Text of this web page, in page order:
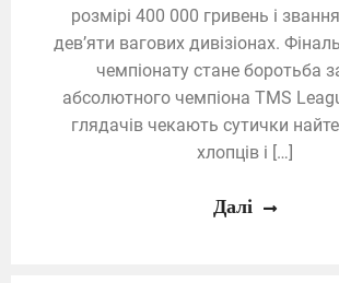
розмірі 400 000 гривень і
дев’яти вагових дивізіонах.
чемпіонату стане боротьба
абсолютного чемпіона TMS
глядачів чекають сутички
хлопців і […]
Далі